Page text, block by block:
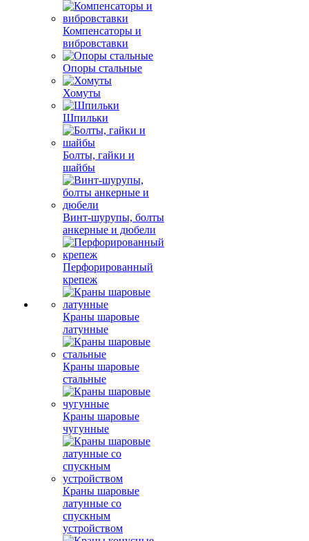
Компенсаторы и
вибровставки
Опоры стальные
Хомуты
Шпильки
Болты, гайки и
шайбы
Винт-шурупы, болты
анкерные и дюбели
Перфорированный
крепеж
Краны шаровые
латунные
Краны шаровые
стальные
Краны шаровые
чугунные
Краны шаровые
латунные со
спускным
устройством